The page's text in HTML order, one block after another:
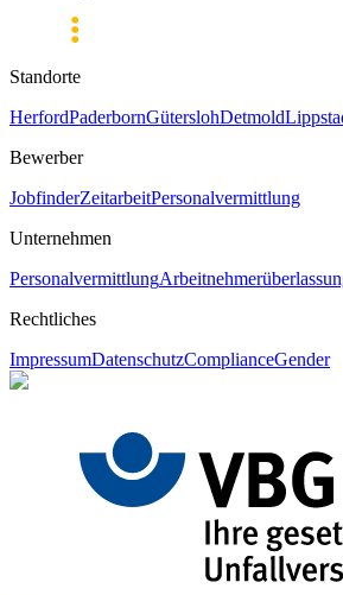
Standorte
HerfordPaderbornGüterslohDetmold
Bewerber
JobfinderZeitarbeitPersonalvermittlung
Unternehmen
Personalvermittlung
Rechtliches
ImpressumDatenschutzComplianceGender